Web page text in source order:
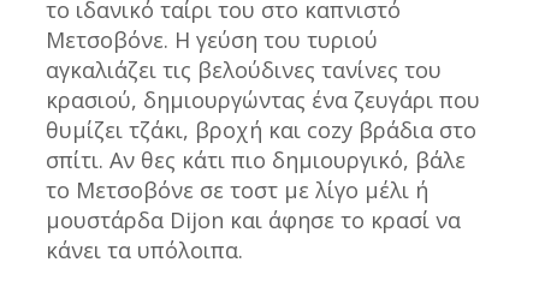
το ιδανικό ταίρι του στο καπνιστό
Μετσοβόνε. Η γεύση του τυριού
αγκαλιάζει τις βελούδινες τανίνες του
κρασιού, δημιουργώντας ένα ζευγάρι που
θυμίζει τζάκι, βροχή και cozy βράδια στο
σπίτι. Αν θες κάτι πιο δημιουργικό, βάλε
το Μετσοβόνε σε τοστ με λίγο μέλι ή
μουστάρδα Dijon και άφησε το κρασί να
κάνει τα υπόλοιπα.